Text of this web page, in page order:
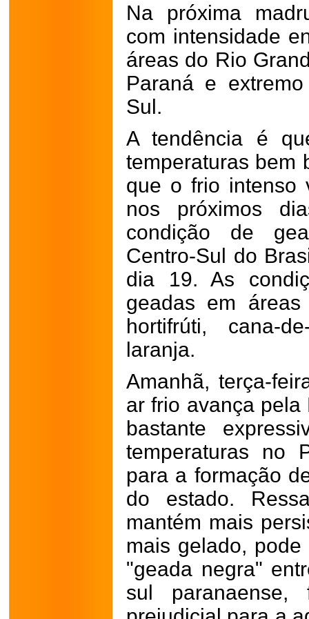
Na próxima
com intensidade
áreas do Rio
Paraná e
Sul.
A tendência é
temperaturas bem
que o frio intenso
nos próximos
condição de
Centro-Sul do
dia 19. As
geadas em
hortifrúti, cana-
laranja.
Amanhã, terça-
ar frio avança pela
bastante
temperaturas no
para a formação
do estado.
mantém mais
mais gelado,
"geada negra"
sul